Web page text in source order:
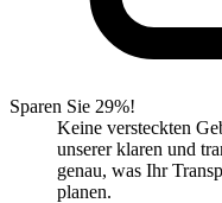
Sparen Sie 29%!
Keine versteckten
unserer klaren und
genau, was Ihr
planen.